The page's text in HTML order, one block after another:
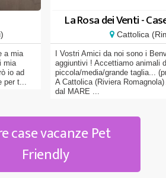
a mia
mia
io ad
per t...
La Rosa dei Venti -
Cattolica
I Vostri Amici da noi sono i
aggiuntivi ! Accettiamo animali
piccola/media/grande taglia...
A Cattolica (Riviera Romagnola)
dal MARE ...
case vacanze Pet
Friendly